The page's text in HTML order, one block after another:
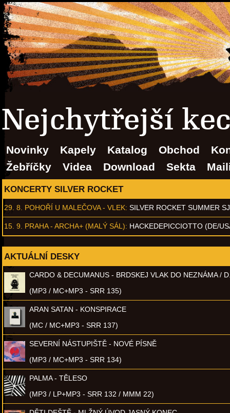
Nejchytřejší
Novinky Kapely Katalog Obchod
Žebříčky
Videa Download Sekta
KONCERTY SILVER ROCKET
29. 8. POHOŘÍ U MALEČOVA - VLEK: SILVER ROCKET SUMMER
15. 9. PRAHA - ARCHA+ (MALÝ SÁL): HACKEDEPICCIOTTO (DE/
AKTUÁLNÍ DESKY
CARDO & DECUMANUS - BRDSKEJ VLAK DO NEZNÁMA /
(MP3 / MC+MP3 - SRR 135)
ARAN SATAN - KONSPIRACE
(MC / MC+MP3 - SRR 137)
SEVERNÍ NÁSTUPIŠTĚ - NOVÉ PÍSNĚ
(MP3 / MC+MP3 - SRR 134)
PALMA - TĚLESO
(MP3 / LP+MP3 - SRR 132 / MMM 22)